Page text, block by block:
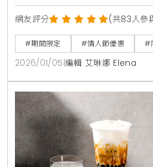
升級，滿額288元再拿限量
網友評分 (共83人參
#期間限定 #情人節優惠 #
2026/01/05 編輯 艾琳娜 Elena